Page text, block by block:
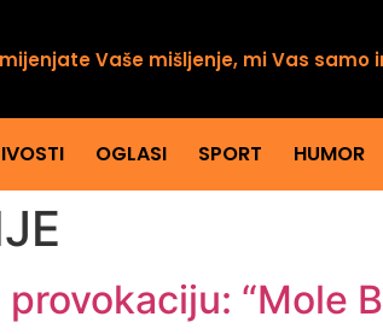
Vaše mišljenje, mi Vas samo
OGLASI SPORT HUMOR
“Mole